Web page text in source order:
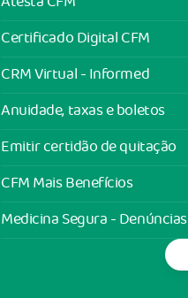
Certificado Digital CFM
CRM Virtual - Informed
Anuidade, taxas e boletos
Emitir certidão de quitação
CFM Mais Benefícios
Medicina Segura - Denúncias